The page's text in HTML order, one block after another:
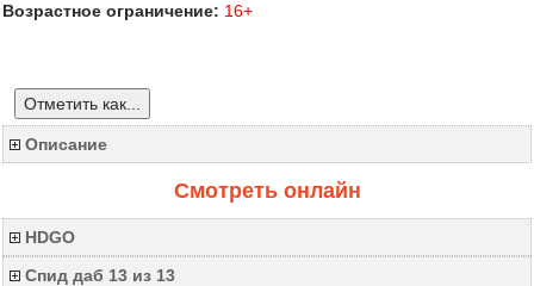
Возрастное ограничение: 16+
Отметить как...
Описание
Смотреть онлайн
HDGO
Спид даб 13 из 13